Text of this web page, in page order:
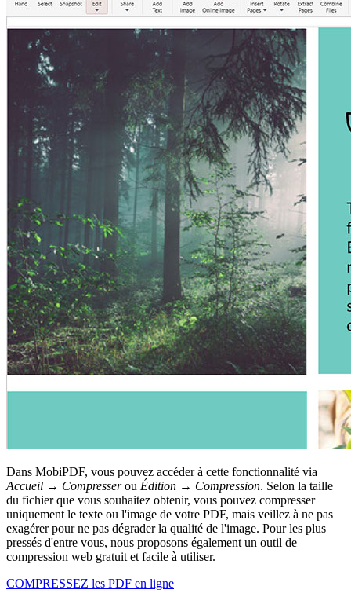
Dans MobiPDF, vous pouvez accéder à cette fonctionnalité via
Accueil → Compresserou Édition → Compression. Selon la taille
du fichier que vous souhaitez obtenir, vous pouvez compresser
uniquement le texte ou l'image de votre PDF, mais veillez à ne pas
exagérer pour ne pas dégrader la qualité de l'image. Pour les plus
pressés d'entre vous, nous proposons également un outil de
compression web gratuit et facile à utiliser.
COMPRESSEZ les PDF en ligne